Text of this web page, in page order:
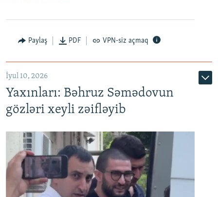
Paylaş PDF VPN-siz açmaq
İyul 10, 2026
Yaxınları: Bəhruz Səmədovun
gözləri xeyli zəifləyib